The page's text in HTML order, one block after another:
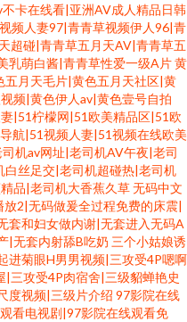
卡在线看|亚洲AV成人精品日韩
频人妻97|青青草视频伊人96|青
超碰|青青草五月天AV|青青草五
乳萌白酱|青青草性爱一级A片黄
月天毛片|黄色五月天社区|黄
频|黄色伊人av|黄色壹号自拍
|51柠檬网|51欧美精品区|51欧
航|51视频人妻|51视频在线欧美
司机av网址|老司机AV午夜|老司
丝足交|老司机超碰热|老司机
品|老司机大香蕉久草无码中文
2|无码做爰全过程免费的床震|
套和妇女做内谢|无套进入无码A
|无套内射舔B吃奶 三个小姑娘诱
进菊眼H男男视频|三攻受4P嗯啊
三攻受4P肉宿舍|三级貂蝉艳史
度视频|三级片介绍 97影院在线
看电视剧|97影院在线观看免